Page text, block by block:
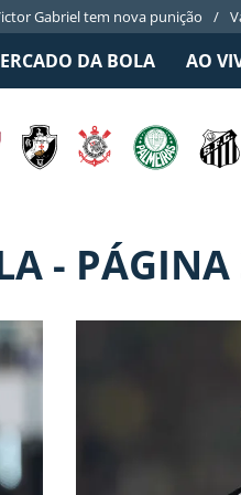
Gabriel tem nova punição
DA BOLA AO
- PÁGINA